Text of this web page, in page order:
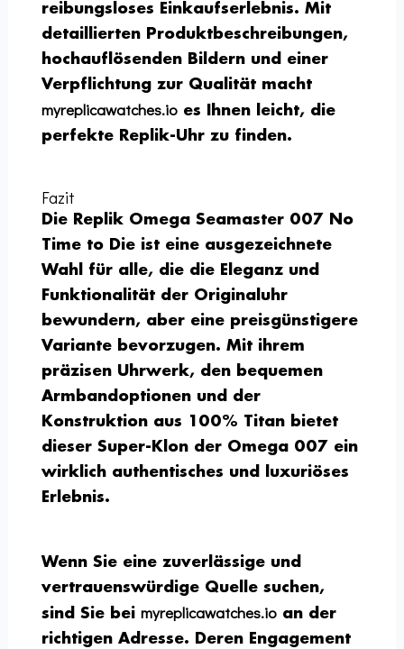
reibungsloses Einkaufserlebnis. Mit
detaillierten Produktbeschreibungen,
hochauflösenden Bildern und einer
Verpflichtung zur Qualität macht
myreplicawatches.io es Ihnen leicht, die
perfekte Replik-Uhr zu finden.
Fazit
Die Replik Omega Seamaster 007 No
Time to Die ist eine ausgezeichnete
Wahl für alle, die die Eleganz und
Funktionalität der Originaluhr
bewundern, aber eine preisgünstigere
Variante bevorzugen. Mit ihrem
präzisen Uhrwerk, den bequemen
Armbandoptionen und der
Konstruktion aus 100% Titan bietet
dieser Super-Klon der Omega 007 ein
wirklich authentisches und luxuriöses
Erlebnis.
Wenn Sie eine zuverlässige und
vertrauenswürdige Quelle suchen,
sind Sie beimyreplicawatches.io an der
richtigen Adresse. Deren Engagement